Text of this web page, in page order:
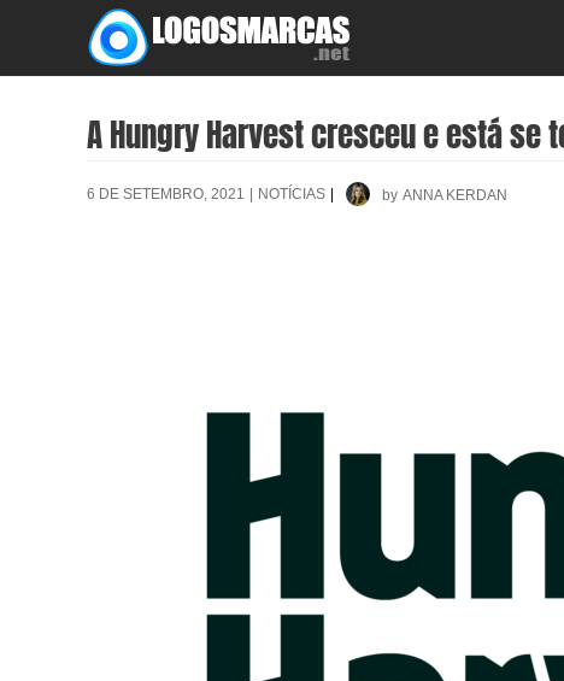
content
A Hungry Harvest cresceu e está se
6 DE SETEMBRO, 2021 | NOTÍCIAS | by ANNA KERDAN